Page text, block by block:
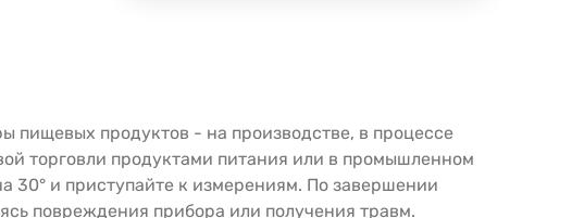
пищевых продуктов - на производстве, в процессе
торговли продуктами питания или в промышленном
30° и приступайте к измерениям. По завершении
повреждения прибора или получения травм.